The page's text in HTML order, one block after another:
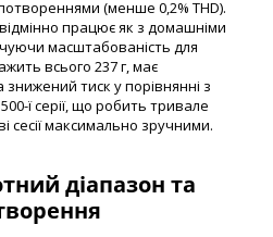
(менше 0,2% THD).
працює як з домашніми
масштабованість для
всього 237 г, має
тиск у порівнянні з
ї серії, що робить тривале
сесії максимально зручними.
діапазон та